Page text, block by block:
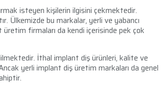
isteyen kişilerin ilgisini çekmektedir.
Ülkemizde bu markalar, yerli ve yabancı
üretim firmaları da kendi içerisinde pek çok
İthal implant diş ürünleri, kalite ve
yerli implant diş üretim markaları da genel